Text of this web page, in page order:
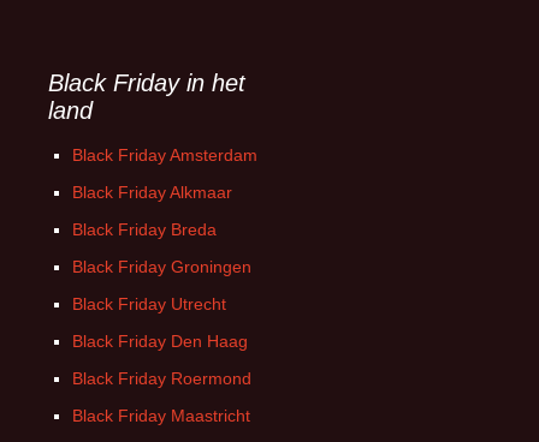
Black Friday in het
land
Black Friday Amsterdam
Black Friday Alkmaar
Black Friday Breda
Black Friday Groningen
Black Friday Utrecht
Black Friday Den Haag
Black Friday Roermond
Black Friday Maastricht